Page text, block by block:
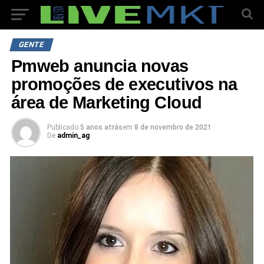
GENTE
Pmweb anuncia novas
promoções de executivos na
área de Marketing Cloud
Publicado 5 anos atrásem 8 de novembro de 2021
De admin_ag